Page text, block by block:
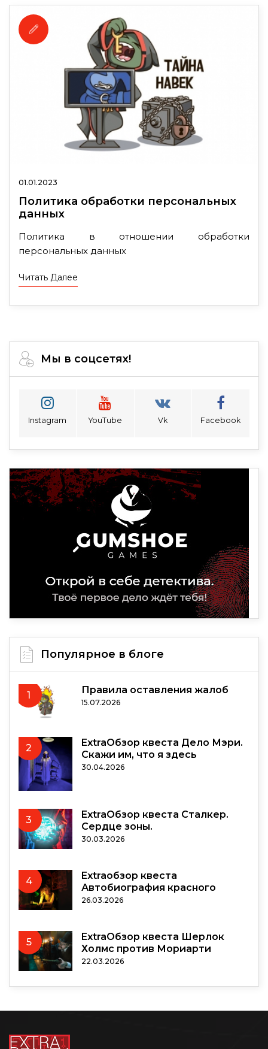
01.01.2023
Политика обработки персональных
данных
Политика в отношении обработки
персональных данных
Читать Далее
Мы в соцсетях!
Instagram YouTube Vk Facebook
Популярное в блоге
1 Правила оставления жалоб
15.07.2026
2
ExtraОбзор квеста Дело Мэри.
Скажи им, что я здесь
30.04.2026
3
ExtraОбзор квеста Сталкер.
Сердце зоны.
30.03.2026
4
Extraобзор квеста
Автобиография красного
26.03.2026
5
ExtraОбзор квеста Шерлок
Холмс против Мориарти
22.03.2026